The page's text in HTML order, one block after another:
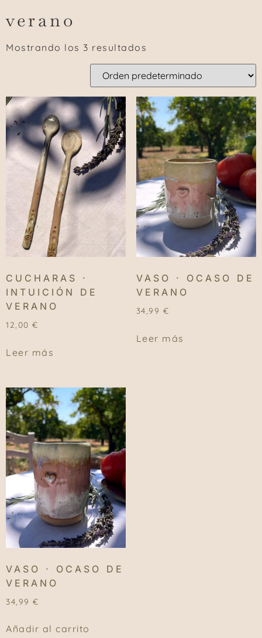
verano
Mostrando los 3 resultados
CUCHARAS ·
INTUICIÓN DE
VERANO
12,00 €
Leer más
VASO · OCASO DE
VERANO
34,99 €
Leer más
VASO · OCASO DE
VERANO
34,99 €
Añadir al carrito